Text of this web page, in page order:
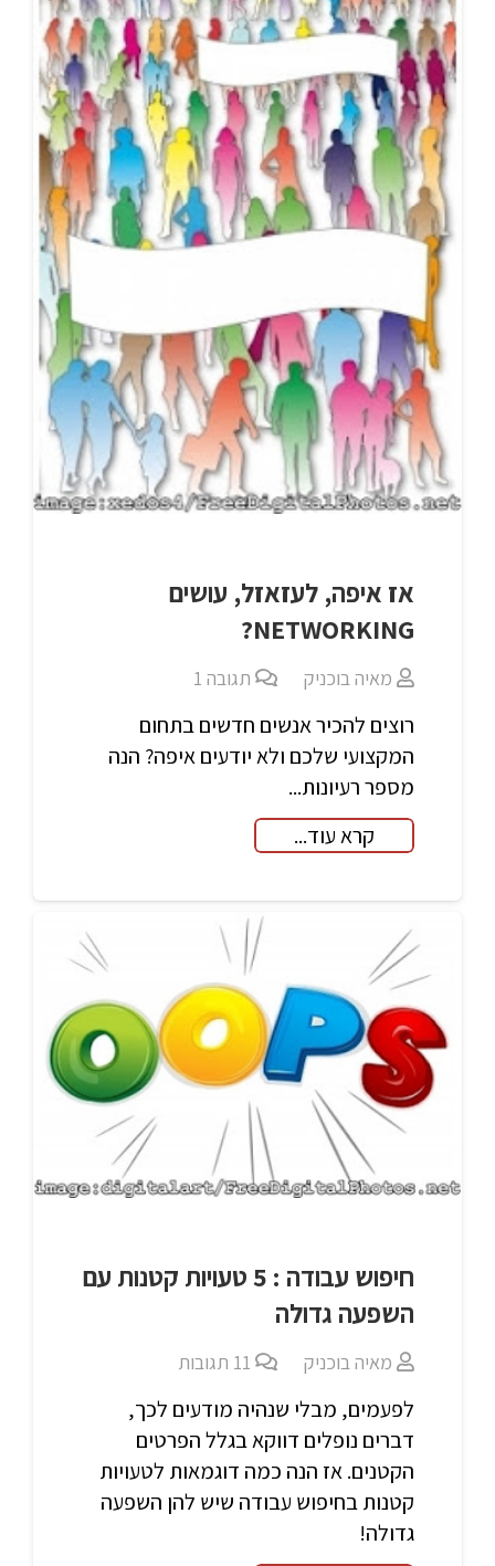
אז איפה, לעזאזל, עושים
NETWORKING?
מאיה בוכניק תגובה1
רוצים להכיר אנשים חדשים בתחום
המקצועי שלכם ולא יודעים איפה? הנה
מספר רעיונות...
קרא עוד...
חיפוש עבודה : 5 טעויות קטנות עם
השפעה גדולה
מאיה בוכניק 11 תגובות
לפעמים, מבלי שנהיה מודעים לכך,
דברים נופלים דווקא בגלל הפרטים
הקטנים. אז הנה כמה דוגמאות לטעויות
קטנות בחיפוש עבודה שיש להן השפעה
גדולה!